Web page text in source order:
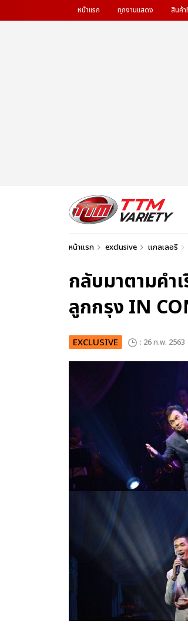
หน้าแรก ทุกงานแสดง สินค้า
หน้าแรก exclusive แกลเลอรี
กลับมาตามคำ
ลูกกรุง IN
EXCLUSIVE : 26 ก.พ. 2563